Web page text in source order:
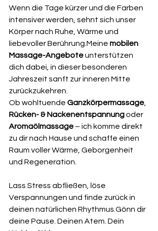
Wenn die Tage kürzer und die Farben
intensiver werden, sehnt sich unser
Körper nach Ruhe, Wärme und
liebevoller Berührung.Meine mobilen
Massage-Angebote unterstützen
dich dabei, in dieser besonderen
Jahreszeit sanft zur inneren Mitte
zurückzukehren.
Ob wohltuende Ganzkörpermassage
Rücken- & Nackenentspannung oder
Aromaölmassage – ich komme direkt
zu dir nach Hause und schaffe einen
Raum voller Wärme, Geborgenheit
und Regeneration.
Lass Stress abfließen, löse
Verspannungen und finde zurück in
deinen natürlichen Rhythmus.Gönn dir
deine Pause. Deinen Atem. Dein